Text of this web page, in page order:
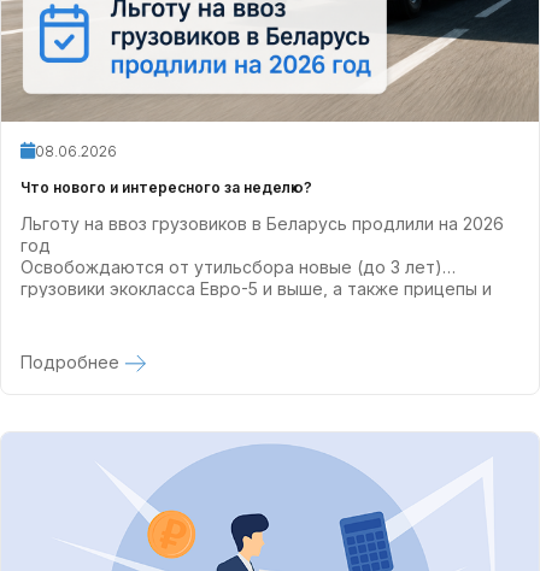
08.06.2026
Что нового и интересного за неделю?
Льготу на ввоз грузовиков в Беларусь продлили на 2026
год
Освобождаются от утильсбора новые (до 3 лет)
грузовики экокласса Евро-5 и выше, а также прицепы и
Подробнее